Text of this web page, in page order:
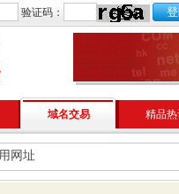
验证码：
域名交易 精品
网址